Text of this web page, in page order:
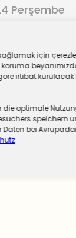
Perşembe
için
irtibat
optimale
speichern
bei